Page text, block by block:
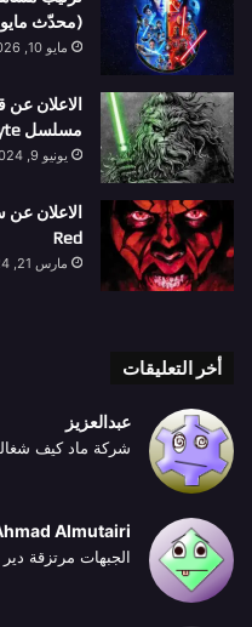
(محدّث مايو 2026)
مايو 10, 2026
مسلسل Star Wars: The Acolyte
يونيو 9, 2024
Red
مارس 21, 2024
أخر التعليقات
عبدالعزيز
شركة ماد كيف
Almutairi
الجبهات مرتزقة